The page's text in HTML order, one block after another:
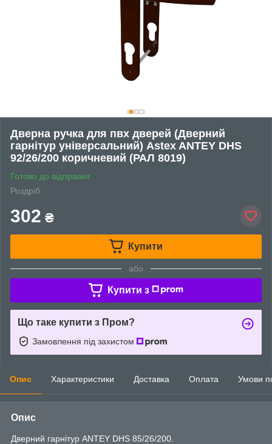
Дверна ручка для пвх дверей (Дверний
гарнітур універсальний) Astex ANTEY DHS
92/26/200 коричневий (РАЛ 8019)
Готово до відправки
Роздріб
302 ₴
Купити
або
Купити з
Що таке купити з Пром?
Замовлення під захистом
Опис Характеристики Доставка Оплата Умови
Опис
Дверний гарнітур ANTEY DHS 85/26/200.